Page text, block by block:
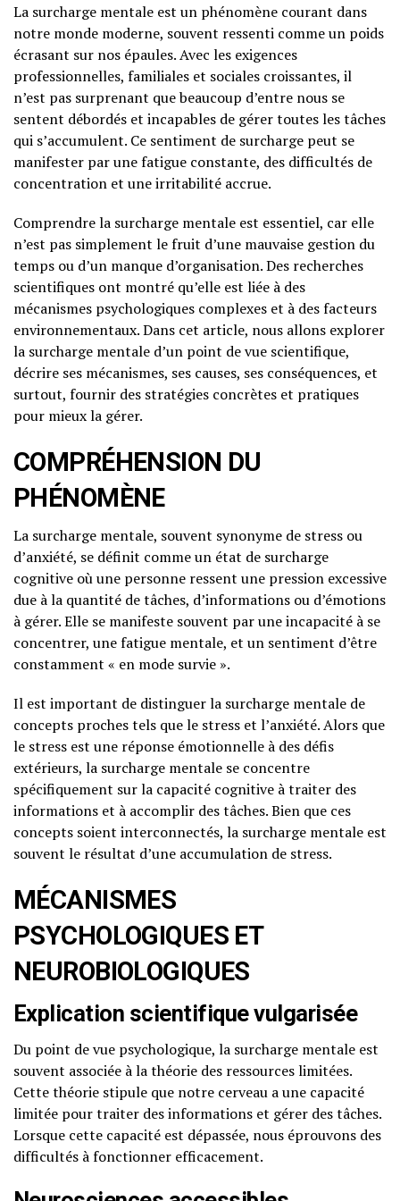
La surcharge mentale est un phénomène courant dans
notre monde moderne, souvent ressenti comme un poids
écrasant sur nos épaules. Avec les exigences
professionnelles, familiales et sociales croissantes, il
n’est pas surprenant que beaucoup d’entre nous se
sentent débordés et incapables de gérer toutes les tâches
qui s’accumulent. Ce sentiment de surcharge peut se
manifester par une fatigue constante, des difficultés de
concentration et une irritabilité accrue.
Comprendre la surcharge mentale est essentiel, car elle
n’est pas simplement le fruit d’une mauvaise gestion du
temps ou d’un manque d’organisation. Des recherches
scientifiques ont montré qu’elle est liée à des
mécanismes psychologiques complexes et à des facteurs
environnementaux. Dans cet article, nous allons explorer
la surcharge mentale d’un point de vue scientifique,
décrire ses mécanismes, ses causes, ses conséquences, et
surtout, fournir des stratégies concrètes et pratiques
pour mieux la gérer.
COMPRÉHENSION DU
PHÉNOMÈNE
La surcharge mentale, souvent synonyme de stress ou
d’anxiété, se définit comme un état de surcharge
cognitive où une personne ressent une pression excessive
due à la quantité de tâches, d’informations ou d’émotions
à gérer. Elle se manifeste souvent par une incapacité à se
concentrer, une fatigue mentale, et un sentiment d’être
constamment « en mode survie ».
Il est important de distinguer la surcharge mentale de
concepts proches tels que le stress et l’anxiété. Alors que
le stress est une réponse émotionnelle à des défis
extérieurs, la surcharge mentale se concentre
spécifiquement sur la capacité cognitive à traiter des
informations et à accomplir des tâches. Bien que ces
concepts soient interconnectés, la surcharge mentale est
souvent le résultat d’une accumulation de stress.
MÉCANISMES
PSYCHOLOGIQUES ET
NEUROBIOLOGIQUES
Explication scientifique vulgarisée
Du point de vue psychologique, la surcharge mentale est
souvent associée à la théorie des ressources limitées.
Cette théorie stipule que notre cerveau a une capacité
limitée pour traiter des informations et gérer des tâches.
Lorsque cette capacité est dépassée, nous éprouvons des
difficultés à fonctionner efficacement.